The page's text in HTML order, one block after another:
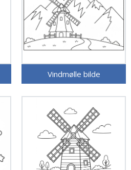
Vindmølle bilde